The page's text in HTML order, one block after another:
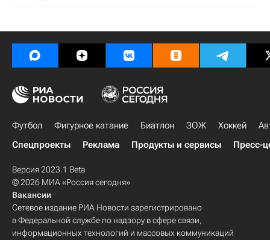
Футбол Фигурное катание Биатлон ЗОЖ Хоккей
Спецпроекты
Реклама Продукты и сервисы Пресс-
Версия 2023.1 Beta
© 2026 МИА «Россия сегодня»
Вакансии
Сетевое издание РИА Новости зарегистрировано
в Федеральной службе по надзору в сфере связи,
информационных технологий и массовых коммуникаций